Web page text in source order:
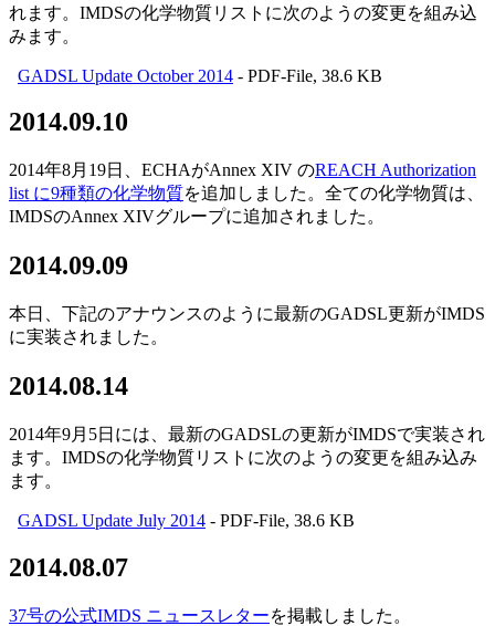
れます。IMDSの化学物質リストに次のようの変更を組み込
みます。
GADSL Update October 2014 - PDF-File, 38.6 KB
2014.09.10
2014年8月19日、ECHAがAnnex XIV のREACH Authorization
list に9種類の化学物質を追加しました。全ての化学物質は、
IMDSのAnnex XIVグループに追加されました。
2014.09.09
本日、下記のアナウンスのように最新のGADSL更新がIMDS
に実装されました。
2014.08.14
2014年9月5日には、最新のGADSLの更新がIMDSで実装され
ます。IMDSの化学物質リストに次のようの変更を組み込み
ます。
GADSL Update July 2014 - PDF-File, 38.6 KB
2014.08.07
37号の公式IMDS ニュースレターを掲載しました。